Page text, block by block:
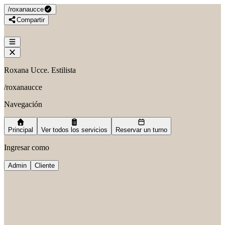
/roxanaucce
Compartir
Roxana Ucce. Estilista
/roxanaucce
Navegación
Principal Ver todos los servicios Reservar un turno
Ingresar como
Admin Cliente